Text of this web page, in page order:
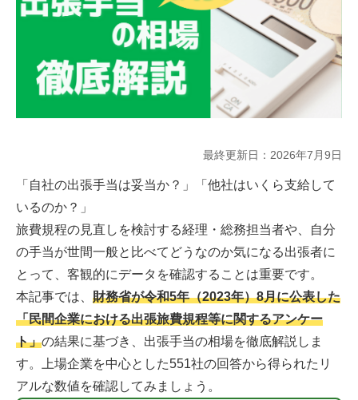
最終更新日： 2026年7月9日
「自社の出張手当は妥当か？」「他社はいくら支給して
いるのか？」
旅費規程の見直しを検討する経理・総務担当者や、自分
の手当が世間一般と比べてどうなのか気になる出張者に
とって、客観的にデータを確認することは重要です。
本記事では、 財務省が令和5年（2023年）8月に公表した
「民間企業における出張旅費規程等に関するアンケー
ト」の結果に基づき、出張手当の相場を徹底解説しま
す。上場企業を中心とした551社の回答から得られたリ
アルな数値を確認してみましょう。